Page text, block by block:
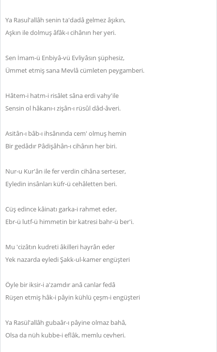
Ya Rasul'allâh senin ta'dadâ gelmez âşıkın,
Aşkın ile dolmuş âfâk-ı cihânın her yeri.
Sen İmam-ü Enbiyâ-vü Evliyâsın şüphesiz,
Ümmet etmiş sana Mevlâ cümleten peygamberi.
Hâtem-i hatm-i risâlet sâna erdi vahy'ile
Sensin ol hâkanı-ı zişân-ı rüsûl dâd-âveri.
Asitân-ı bâb-ı ihsânında cem' olmuş hemin
Bir gedâdır Pâdişâhân-ı cihânın her biri.
Nur-u Kur'ân ile fer verdin cihâna serteser,
Eyledin insânları küfr-ü cehâletten beri.
Cüş edince kâinatı garka-i rahmet eder,
Ebr-ü lutf-ü himmetin bir katresi bahr-ü ber'i.
Mu 'cizâtın kudreti âkilleri hayrân eder
Yek nazarda eyledi Şakk-ul-kamer engüşteri
Öyle bir iksir-i a'zamdır anâ canlar fedâ
Rüşen etmiş hâk-i pâyin kühlü çeşm-i engüşteri
Ya Rasül'allâh gubaâr-ı pâyine olmaz bahâ,
Olsa da nüh kubbe-i eflâk, memlu cevheri.